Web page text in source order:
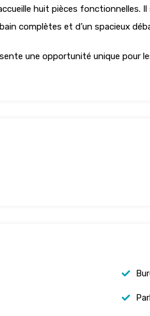
huit pièces fonctionnelles.
complètes et d’un spacieux
une opportunité unique pour